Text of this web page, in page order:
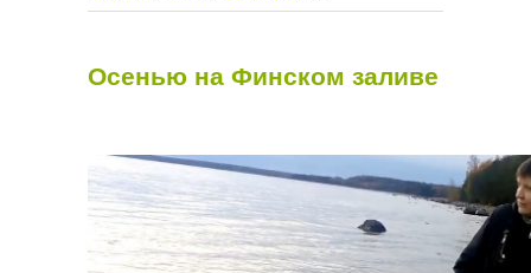
Осенью на Финском заливе